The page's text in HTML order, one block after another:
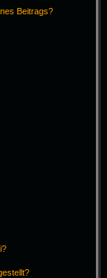
Beitrags?